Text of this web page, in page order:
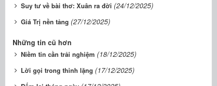
Suy tư về bài thơ: Xuân ra đời (24/12/2025)
Giá Trị nền tảng (27/12/2025)
Những tin cũ hơn
Niềm tin cần trải nghiệm (18/12/2025)
Lời gọi trong thinh lặng (17/12/2025)